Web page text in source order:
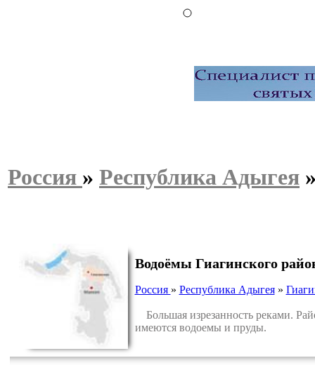
Россия » Республика Адыгея
Водоёмы Гиагинского
Россия » Республика Адыгея»
Большая изрезанность реками.
имеются водоемы и пруды.